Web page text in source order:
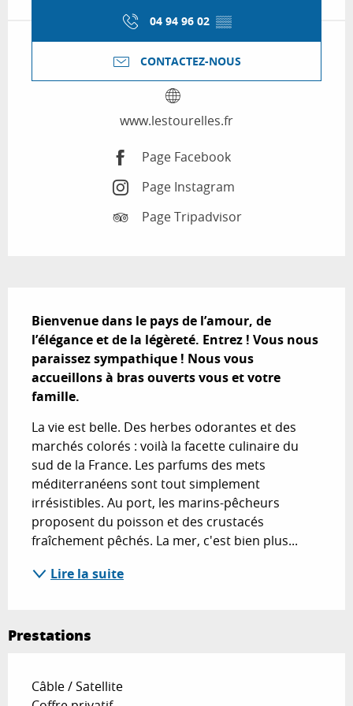
04 94 96 02 ▒▒
CONTACTEZ-NOUS
www.lestourelles.fr
Page Facebook
Page Instagram
Page Tripadvisor
Bienvenue dans le pays de l’amour, de
l’élégance et de la légèreté. Entrez ! Vous nous
paraissez sympathique ! Nous vous
accueillons à bras ouverts vous et votre
famille.
La vie est belle. Des herbes odorantes et des
marchés colorés : voilà la facette culinaire du
sud de la France. Les parfums des mets
méditerranéens sont tout simplement
irrésistibles. Au port, les marins-pêcheurs
proposent du poisson et des crustacés
fraîchement pêchés. La mer, c'est bien plus...
Lire la suite
Prestations
Câble / Satellite